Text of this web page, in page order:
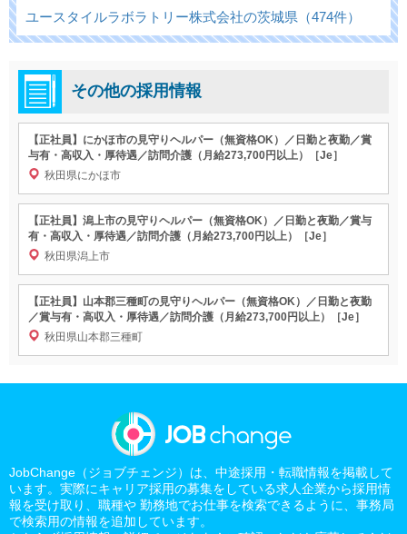
ユースタイルラボラトリー株式会社の茨城県（474件）
その他の採用情報
【正社員】にかほ市の見守りヘルパー（無資格OK）／日勤と夜勤／賞
与有・高収入・厚待遇／訪問介護（月給273,700円以上）［Je］
秋田県にかほ市
【正社員】潟上市の見守りヘルパー（無資格OK）／日勤と夜勤／賞与
有・高収入・厚待遇／訪問介護（月給273,700円以上）［Je］
秋田県潟上市
【正社員】山本郡三種町の見守りヘルパー（無資格OK）／日勤と夜勤
／賞与有・高収入・厚待遇／訪問介護（月給273,700円以上）［Je］
秋田県山本郡三種町
JobChange（ジョブチェンジ）は、中途採用・転職情報を掲載して
います。実際にキャリア採用の募集をしている求人企業から採用情
報を受け取り、職種や 勤務地でお仕事を検索できるように、事務局
で検索用の情報を追加しています。